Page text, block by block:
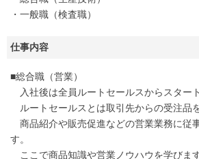
・一般職（検査職）
仕事内容
■総合職（営業）
入社後は全員ルートセールスからスタート
ルートセールスとは取引先からの受注品
商品紹介や販売促進などの営業業務に従
す。
ここで商品知識や営業ノウハウを学びます